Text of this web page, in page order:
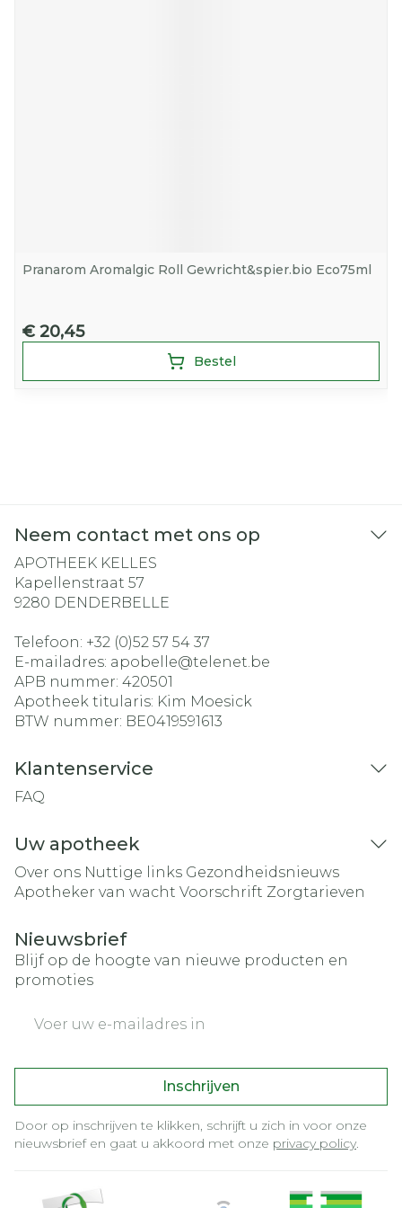
Pranarom Aromalgic Roll Gewricht&spier.bio Eco75ml
€ 20,45
Bestel
Neem contact met ons op
APOTHEEK KELLES
Kapellenstraat 57
9280 DENDERBELLE
Telefoon: +32 (0)52 57 54 37
E-mailadres: apobelle@telenet.be
APB nummer: 420501
Apotheek titularis: Kim Moesick
BTW nummer: BE0419591613
Klantenservice
FAQ
Uw apotheek
Over ons Nuttige links Gezondheidsnieuws
Apotheker van wacht Voorschrift Zorgtarieven
Nieuwsbrief
Blijf op de hoogte van nieuwe producten en
promoties
Inschrijven
Door op inschrijven te klikken, schrijft u zich in voor onze
nieuwsbrief en gaat u akkoord met onze privacy policy.